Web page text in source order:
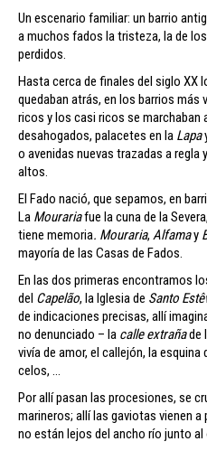
Un escenario familiar: un barrio
a muchos fados la tristeza, la de
perdidos.
Hasta cerca de finales del siglo XX
quedaban atrás, en los barrios
ricos y los casi ricos se marchaban
desahogados, palacetes en la Lapa
o avenidas nuevas trazadas a
altos.
El Fado nació, que sepamos, en
La Mourariafue la cuna de la
tiene memoria. Mouraria, Alfamay
mayoría de las Casas de Fados.
En las dos primeras encontramos
del Capelão, la Iglesia de Santo
de indicaciones precisas, allí
no denunciado – la calle extrañade
vivía de amor, el callejón, la
celos, …
Por allí pasan las procesiones, se
marineros; allí las gaviotas vienen
no están lejos del ancho río junto al